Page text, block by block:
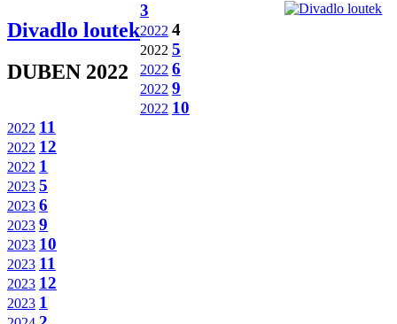
Divadlo loutek
DUBEN 2022
3
2022 4
2022 5
2022 6
2022 9
2022 10
2022 11
2022 12
2022 1
2023 5
2023 6
2023 9
2023 10
2023 11
2023 12
2023 1